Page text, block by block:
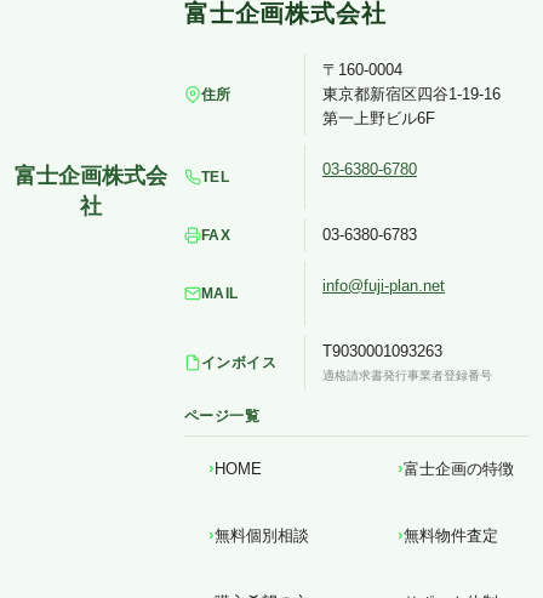
住所
〒160-0004
東京都新宿区四谷1-19-16
第一上野ビル6F
TEL 03-6380-6780
FAX 03-6380-6783
MAIL info@fuji-plan.net
インボイス
T9030001093263
適格請求書発行事業者登録番号
ページ一覧
HOME 富士企画の特徴
無料個別相談 無料物件査定